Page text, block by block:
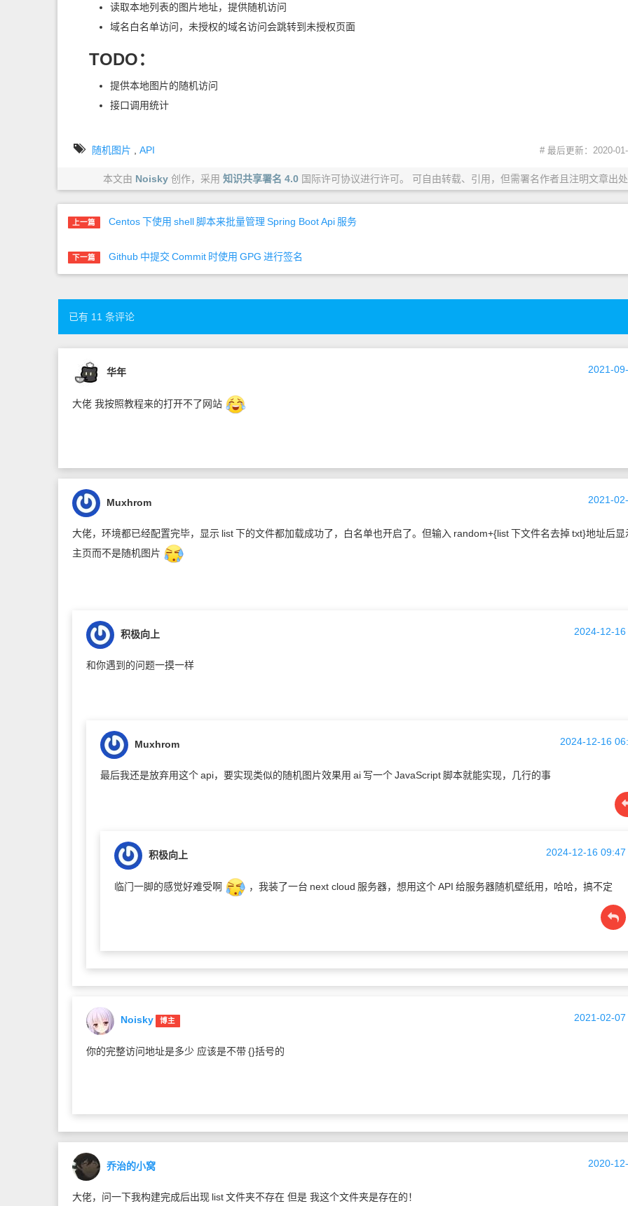
读取本地列表的图片地址，提供随机访问
域名白名单访问，未授权的域名访问会跳转到未授权页面
TODO：
提供本地图片的随机访问
接口调用统计
随机图片 API # 最后更新：2020-
本文由 Noisky创作，采用 知识共享署名 4.0国际许可协议进行许可。 可自由转载、引用，但需署名作者且注明文章出
上一篇 Centos 下使用 shell 脚本来批量管理 Spring Boot Api 服务
下一篇 Github 中提交 Commit 时使用 GPG 进行签名
已有 11 条评论
华年 2021-
大佬 我按照教程来的打开不了网站
Muxhrom 2021-
大佬，环境都已经配置完毕，显示 list下的文件都加载成功了，白名单也开启了。但输入 random+{list下文件名去掉txt}地址后显
主页而不是随机图片
积极向上 2024-12-
和你遇到的问题一摸一样
Muxhrom 2024-12-16
最后我还是放弃用这个api，要实现类似的随机图片效果用 ai 写一个JavaScript 脚本就能实现，几行的事
积极向上 2024-12-16 09:47
临门一脚的感觉好难受啊 ，我装了一台 next cloud 服务器，想用这个API 给服务器随机壁纸用，哈哈，搞不定
Noisky 博主 2021-02-
你的完整访问地址是多少 应该是不带{}括号的
乔治的小窝 2020-
大佬，问一下我构建完成后出现 list文件夹不存在 但是 我这个文件夹是存在的！